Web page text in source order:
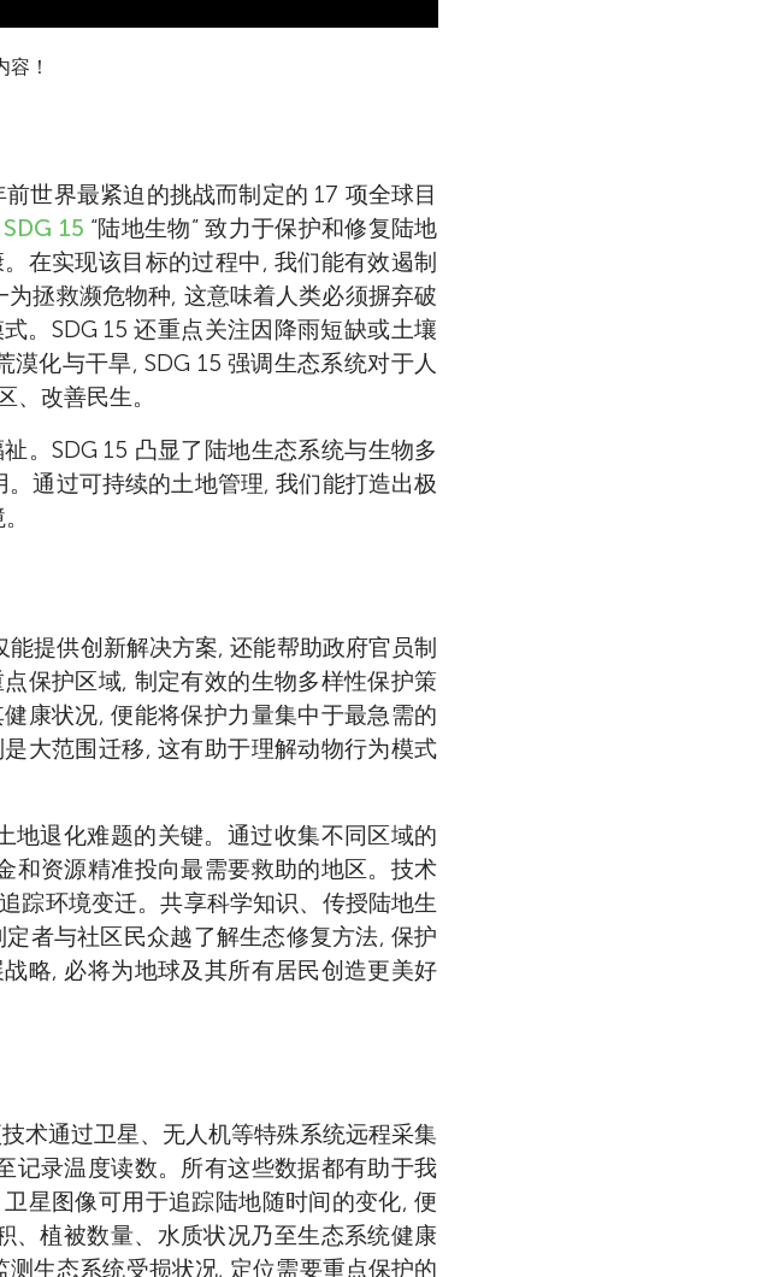
人机、卫星及计算机程序来保护各种
析气候变化的影响。
于澳大利亚昆士兰大学获得遥感博士
用高精度地球观测图像和计算机深入
特定状况。
沙特阿拉伯阿卜杜拉国王科技大学遥
测和建模技术。他特别关注如何运用
能力, 并结合各种数据深化认知。
篇研究论文, 入选科睿唯安“全球高被
橙子。平时喜欢骑自行车、和朋友踢
拉小提琴, 闲暇时也喜欢阅读, 或与亲
奇心去探索身边的世界, 渴望了解更
和校园活动构成了我的多彩生活, 而
乐在其中。
, 通过文字传播思想与理念。我热爱
书馆, 目前已收藏了 30 本书。清晨醒
步。每到周末, 父亲会带我和姐妹还
！
世界最紧迫的挑战而制定的 17 项全球目
SDG 15 “陆地生物” 致力于保护和修复陆地
在实现该目标的过程中, 我们能有效遏制
拯救濒危物种, 这意味着人类必须摒弃破
。SDG 15 还重点关注因降雨短缺或土壤
漠化与干旱, SDG 15 强调生态系统对于人
改善民生。
。SDG 15 凸显了陆地生态系统与生物多
通过可持续的土地管理, 我们能打造出极
提供创新解决方案, 还能帮助政府官员制
保护区域, 制定有效的生物多样性保护策
康状况, 便能将保护力量集中于最急需的
大范围迁移, 这有助于理解动物行为模式
地退化难题的关键。通过收集不同区域的
和资源精准投向最需要救助的地区。技术
踪环境变迁。共享科学知识、传授陆地生
者与社区民众越了解生态修复方法, 保护
略, 必将为地球及其所有居民创造更美好
术通过卫星、无人机等特殊系统远程采集
记录温度读数。所有这些数据都有助于我
星图像可用于追踪陆地随时间的变化, 便
、植被数量、水质状况乃至生态系统健康
生态系统受损状况, 定位需要重点保护的